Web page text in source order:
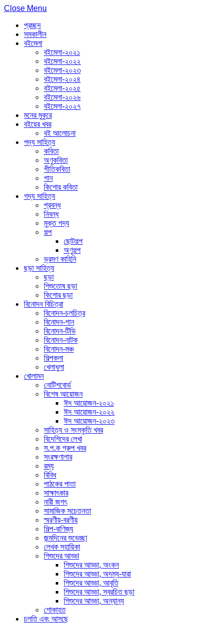
Close Menu
প্রচ্ছদ
সমকালীন
বইমেলা
বইমেলা-২০২১
বইমেলা-২০২২
বইমেলা-২০২৩
বইমেলা-২০২৪
বইমেলা-২০২৫
বইমেলা-২০২৬
বইমেলা-২০২৭
মনের মুকুরে
বইয়ের খবর
বই আলোচনা
পদ্য সাহিত্য
কবিতা
অণুকবিতা
গীতিকবিতা
গান
কিশোর কবিতা
গদ্য সাহিত্য
প্রবন্ধ
নিবন্ধ
মুক্ত গদ্য
গল্প
ছোটগল্প
অণুগল্প
ভ্রমণ কাহিনি
ছড়া সাহিত্য
ছড়া
শিশুতোষ ছড়া
কিশোর ছড়া
বিনোদন বিচিত্রা
বিনোদন-চলচিত্র
বিনোদন-গান
বিনোদন-টিভি
বিনোদন-নাটক
বিনোদন-মঞ্চ
শিল্পকলা
খেলাধুলা
খোলামন
নোটিশবোর্ড
বিশেষ আয়োজন
ঈদ আয়োজন-২০২১
ঈদ আয়োজন-২০২২
ঈদ আয়োজন-২০২৩
সাহিত্য ও সংস্কৃতি খবর
বিদেশিদের লেখা
স.প.ক গ্রুপ খবর
সংরক্ষণাগার
রম্য
বিবিধ
পাঠকের পাতা
সাক্ষাৎকার
নারী জগৎ
সামাজিক সচেতনতা
স্মরণীয়-বরণীয়
শিল্প-বাণিজ্য
জন্মদিনের শুভেচ্ছা
লেখক সহায়িকা
শিশুদের আড্ডা
শিশুদের আড্ডা, অংকন
শিশুদের আড্ডা, অদম্য-যারা
শিশুদের আড্ডা, আবৃতি
শিশুদের আড্ডা, স্বরচিত ছড়া
শিশুদের আড্ডা, অন্যান্য
শোকাহত
চলতি এবং আসছে